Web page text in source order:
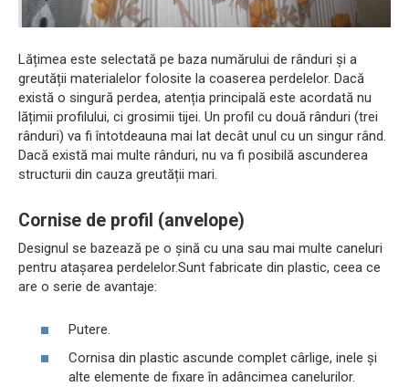
Lățimea este selectată pe baza numărului de rânduri și a
greutății materialelor folosite la coaserea perdelelor. Dacă
există o singură perdea, atenția principală este acordată nu
lățimii profilului, ci grosimii tijei. Un profil cu două rânduri (trei
rânduri) va fi întotdeauna mai lat decât unul cu un singur rând.
Dacă există mai multe rânduri, nu va fi posibilă ascunderea
structurii din cauza greutății mari.
Cornise de profil (anvelope)
Designul se bazează pe o șină cu una sau mai multe caneluri
pentru atașarea perdelelor.Sunt fabricate din plastic, ceea ce
are o serie de avantaje:
Putere.
Cornisa din plastic ascunde complet cârlige, inele și
alte elemente de fixare în adâncimea canelurilor.